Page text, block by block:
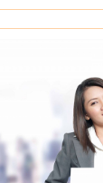
，變得如何呢